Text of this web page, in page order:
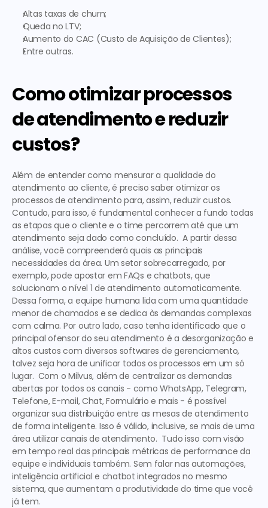
Altas taxas de churn;
Queda no LTV;
Aumento do CAC (Custo de Aquisição de Clientes);
Entre outras.
Como otimizar processos
de atendimento e reduzir
custos?
Além de entender como mensurar a qualidade do
atendimento ao cliente, é preciso saber otimizar os
processos de atendimento para, assim, reduzir custos.
Contudo, para isso, é fundamental conhecer a fundo todas
as etapas que o cliente e o time percorrem até que um
atendimento seja dado como concluído.  A partir dessa
análise, você compreenderá quais as principais
necessidades da área. Um setor sobrecarregado, por
exemplo, pode apostar em FAQs e chatbots, que
solucionam o nível 1 de atendimento automaticamente.
Dessa forma, a equipe humana lida com uma quantidade
menor de chamados e se dedica às demandas complexas
com calma. Por outro lado, caso tenha identificado que o
principal ofensor do seu atendimento é a desorganização e
altos custos com diversos softwares de gerenciamento,
talvez seja hora de unificar todos os processos em um só
lugar.  Com o Milvus, além de centralizar as demandas
abertas por todos os canais - como WhatsApp, Telegram,
Telefone, E-mail, Chat, Formulário e mais - é possível
organizar sua distribuição entre as mesas de atendimento
de forma inteligente. Isso é válido, inclusive, se mais de uma
área utilizar canais de atendimento.  Tudo isso com visão
em tempo real das principais métricas de performance da
equipe e individuais também. Sem falar nas automações,
inteligência artificial e chatbot integrados no mesmo
sistema, que aumentam a produtividade do time que você
já tem.